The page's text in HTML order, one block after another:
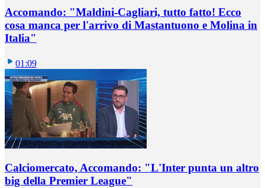
Accomando: "Maldini-Cagliari, tutto fatto! Ecco
cosa manca per l'arrivo di Mastantuono e Molina in
Italia"
01:09
Calciomercato, Accomando: "L'Inter punta un altro
big della Premier League"